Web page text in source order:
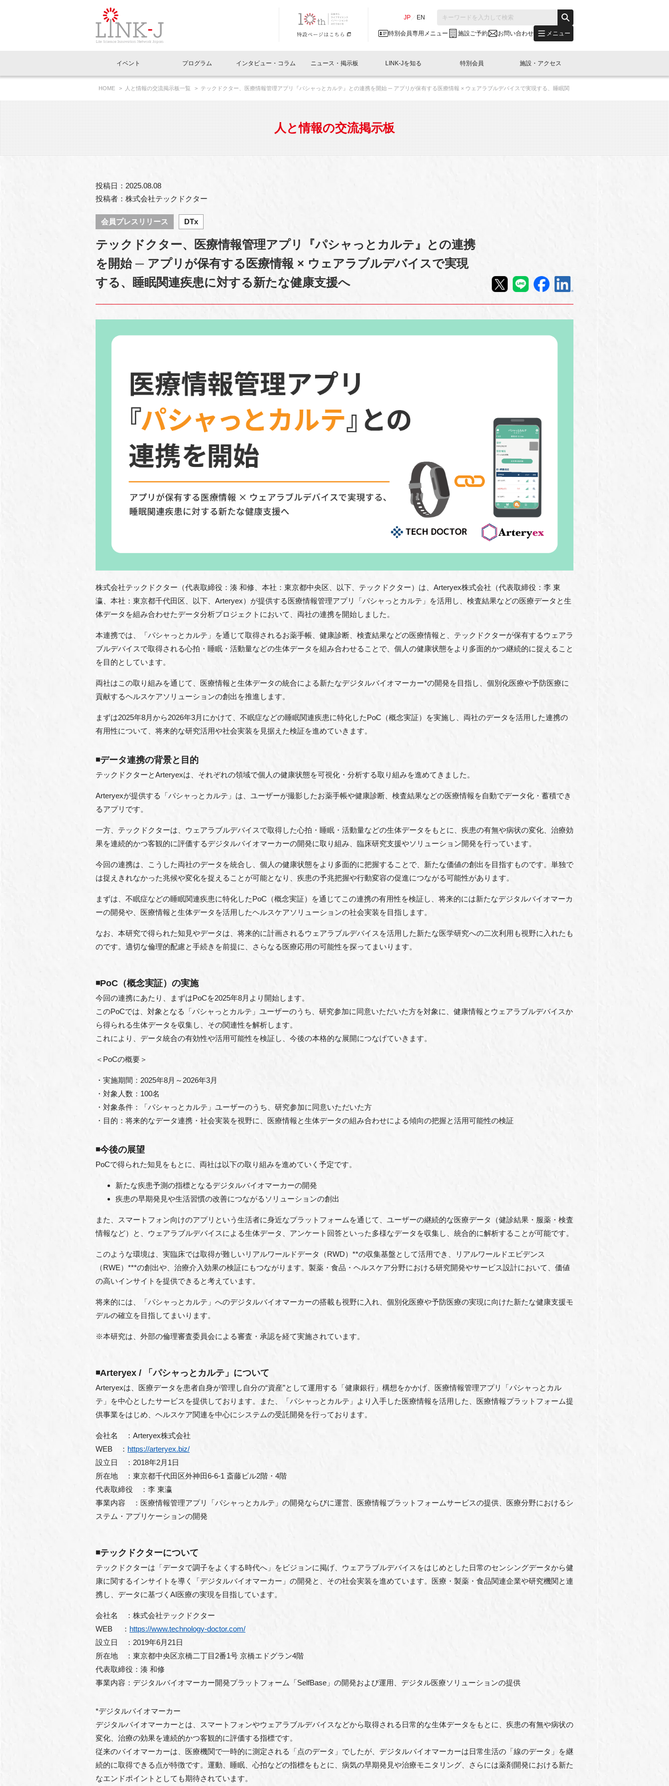
JP EN
特別会員専用メニュー 施設ご予約 お問い合わせ メニュー
イベントお知らせメール登録
閉じる
イベント
イベント一覧
LINK-J主催・共催 特別会員開催
LINK-J協賛・協力 出展・参加
イベントレポート一覧
LINK-J主催・共催 特別会員開催
LINK-J協賛・協力 出展・参加
プログラム
Out of Box相談室 What's "UNIKORN"？ What's "LINK-BioBAY TOKYO"？
インタビュー・コラム
インタビュー・コラム一覧
スペシャルインタビュー ベンチャーインタビュー 会報誌 (News Letter)
連載コラム サポーターコラム 日本橋コラム
ニュース・掲示板
ニュース一覧
トピック プレスリリース
メディア情報 海外関連
協賛・協力
人と情報の交流掲示板一覧
会員プレスリリース ニュース・事業紹介
募集 イベント
LINK-Jを知る
理事長挨拶 Why in Nihonbashi What’s LINK-J WEST
国内外連携 サポーター紹介 事業内容
組織概要 パンフレット GTB日本橋エリアについて
特別会員
特別会員一覧 特別会員について 入会申し込み
専用メニューはこちら
施設・アクセス
ラウンジ・会議室 オフィス・ラボ 施設ご予約
アクセス
HOME 人と情報の交流掲示板一覧
テックドクター、医療情報管理アプリ『パシャっとカルテ』との連携を開始 ─ アプリが保有する医療情報 × ウェアラブルデバイスで実現する、睡眠関
人と情報の交流掲示板
投稿日：2025.08.08
投稿者：株式会社テックドクター
会員プレスリリース DTx
テックドクター、医療情報管理アプリ『パシャっとカルテ』との連携
を開始 ─ アプリが保有する医療情報 × ウェアラブルデバイスで実現
する、睡眠関連疾患に対する新たな健康支援へ
株式会社テックドクター（代表取締役：湊 和修、本社：東京都中央区、以下、テックドクター）は、Arteryex株式会社（代表取締役：李 東
瀛、本社：東京都千代田区、以下、Arteryex）が提供する医療情報管理アプリ「パシャっとカルテ」を活用し、検査結果などの医療データと生
体データを組み合わせたデータ分析プロジェクトにおいて、両社の連携を開始しました。
本連携では、「パシャっとカルテ」を通じて取得されるお薬手帳、健康診断、検査結果などの医療情報と、テックドクターが保有するウェアラ
ブルデバイスで取得される心拍・睡眠・活動量などの生体データを組み合わせることで、個人の健康状態をより多面的かつ継続的に捉えること
を目的としています。
両社はこの取り組みを通じて、医療情報と生体データの統合による新たなデジタルバイオマーカー*の開発を目指し、個別化医療や予防医療に
貢献するヘルスケアソリューションの創出を推進します。
まずは2025年8月から2026年3月にかけて、不眠症などの睡眠関連疾患に特化したPoC（概念実証）を実施し、両社のデータを活用した連携の
有用性について、将来的な研究活用や社会実装を見据えた検証を進めていきます。
◾️データ連携の背景と目的
テックドクターとArteryexは、それぞれの領域で個人の健康状態を可視化・分析する取り組みを進めてきました。
Arteryexが提供する「パシャっとカルテ」は、ユーザーが撮影したお薬手帳や健康診断、検査結果などの医療情報を自動でデータ化・蓄積でき
るアプリです。
一方、テックドクターは、ウェアラブルデバイスで取得した心拍・睡眠・活動量などの生体データをもとに、疾患の有無や病状の変化、治療効
果を連続的かつ客観的に評価するデジタルバイオマーカーの開発に取り組み、臨床研究支援やソリューション開発を行っています。
今回の連携は、こうした両社のデータを統合し、個人の健康状態をより多面的に把握することで、新たな価値の創出を目指すものです。単独で
は捉えきれなかった兆候や変化を捉えることが可能となり、疾患の予兆把握や行動変容の促進につながる可能性があります。
まずは、不眠症などの睡眠関連疾患に特化したPoC（概念実証）を通じてこの連携の有用性を検証し、将来的には新たなデジタルバイオマーカ
ーの開発や、医療情報と生体データを活用したヘルスケアソリューションの社会実装を目指します。
なお、本研究で得られた知見やデータは、将来的に計画されるウェアラブルデバイスを活用した新たな医学研究への二次利用も視野に入れたも
のです。適切な倫理的配慮と手続きを前提に、さらなる医療応用の可能性を探ってまいります。
◾️PoC（概念実証）の実施
今回の連携にあたり、まずはPoCを2025年8月より開始します。
このPoCでは、対象となる「パシャっとカルテ」ユーザーのうち、研究参加に同意いただいた方を対象に、健康情報とウェアラブルデバイスか
ら得られる生体データを収集し、その関連性を解析します。
これにより、データ統合の有効性や活用可能性を検証し、今後の本格的な展開につなげていきます。
＜PoCの概要＞
・実施期間：2025年8月～2026年3月
・対象人数：100名
・対象条件：「パシャっとカルテ」ユーザーのうち、研究参加に同意いただいた方
・目的：将来的なデータ連携・社会実装を視野に、医療情報と生体データの組み合わせによる傾向の把握と活用可能性の検証
◾️今後の展望
PoCで得られた知見をもとに、両社は以下の取り組みを進めていく予定です。
新たな疾患予測の指標となるデジタルバイオマーカーの開発
疾患の早期発見や生活習慣の改善につながるソリューションの創出
また、スマートフォン向けのアプリという生活者に身近なプラットフォームを通じて、ユーザーの継続的な医療データ（健診結果・服薬・検査
情報など）と、ウェアラブルデバイスによる生体データ、アンケート回答といった多様なデータを収集し、統合的に解析することが可能です。
このような環境は、実臨床では取得が難しいリアルワールドデータ（RWD）**の収集基盤として活用でき、リアルワールドエビデンス
（RWE）***の創出や、治療介入効果の検証にもつながります。製薬・食品・ヘルスケア分野における研究開発やサービス設計において、価値
の高いインサイトを提供できると考えています。
将来的には、「パシャっとカルテ」へのデジタルバイオマーカーの搭載も視野に入れ、個別化医療や予防医療の実現に向けた新たな健康支援モ
デルの確立を目指してまいります。
※本研究は、外部の倫理審査委員会による審査・承認を経て実施されています。
◾️Arteryex / 「パシャっとカルテ」について
Arteryexは、医療データを患者自身が管理し自分の“資産”として運用する「健康銀行」構想をかかげ、医療情報管理アプリ「パシャっとカル
テ」を中心としたサービスを提供しております。また、「パシャっとカルテ」より入手した医療情報を活用した、医療情報プラットフォーム提
供事業をはじめ、ヘルスケア関連を中心にシステムの受託開発を行っております。
会社名 ：Arteryex株式会社
WEB ： https://arteryex.biz/
設立日 ：2018年2月1日
所在地 ：東京都千代田区外神田6-6-1 斎藤ビル2階・4階
代表取締役 ：李 東瀛
事業内容 ：医療情報管理アプリ「パシャっとカルテ」の開発ならびに運営、医療情報プラットフォームサービスの提供、医療分野におけるシ
ステム・アプリケーションの開発
◾️テックドクターについて
テックドクターは「データで調子をよくする時代へ」をビジョンに掲げ、ウェアラブルデバイスをはじめとした日常のセンシングデータから健
康に関するインサイトを導く「デジタルバイオマーカー」の開発と、その社会実装を進めています。医療・製薬・食品関連企業や研究機関と連
携し、データに基づくAI医療の実現を目指しています。
会社名 ：株式会社テックドクター
WEB ： https://www.technology-doctor.com/
設立日 ：2019年6月21日
所在地 ：東京都中央区京橋二丁目2番1号 京橋エドグラン4階
代表取締役：湊 和修
事業内容：デジタルバイオマーカー開発プラットフォーム「SelfBase」の開発および運用、デジタル医療ソリューションの提供
*デジタルバイオマーカー
デジタルバイオマーカーとは、スマートフォンやウェアラブルデバイスなどから取得される日常的な生体データをもとに、疾患の有無や病状の
変化、治療の効果を連続的かつ客観的に評価する指標です。
従来のバイオマーカーは、医療機関で一時的に測定される「点のデータ」でしたが、デジタルバイオマーカーは日常生活の「線のデータ」を継
続的に取得できる点が特徴です。運動、睡眠、心拍などの指標をもとに、病気の早期発見や治療モニタリング、さらには薬剤開発における新た
なエンドポイントとしても期待されています。